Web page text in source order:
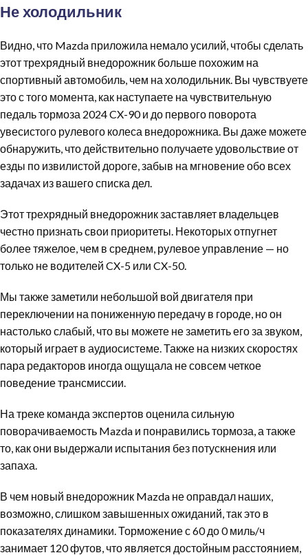
Не холодильник
Видно, что Mazda приложила немало усилий, чтобы сделать
этот трехрядный внедорожник больше похожим на
спортивный автомобиль, чем на холодильник. Вы чувствуете
это с того момента, как наступаете на чувствительную
педаль тормоза 2024 CX-90 и до первого поворота
увесистого рулевого колеса внедорожника. Вы даже можете
обнаружить, что действительно получаете удовольствие от
езды по извилистой дороге, забыв на мгновение обо всех
задачах из вашего списка дел.
Этот трехрядный внедорожник заставляет владельцев
честно признать свои приоритеты. Некоторых отпугнет
более тяжелое, чем в среднем, рулевое управление — но
только не водителей CX-5 или CX-50.
Мы также заметили небольшой вой двигателя при
переключении на пониженную передачу в городе, но он
настолько слабый, что вы можете не заметить его за звуком,
который играет в аудиосистеме. Также на низких скоростях
пара редакторов иногда ощущала не совсем четкое
поведение трансмиссии.
На треке команда экспертов оценила сильную
поворачиваемость Mazda и понравились тормоза, а также
то, как они выдержали испытания без потускнения или
запаха.
В чем новый внедорожник Mazda не оправдал наших,
возможно, слишком завышенных ожиданий, так это в
показателях динамики. Торможение с 60 до 0 миль/ч
занимает 120 футов, что является достойным расстоянием,